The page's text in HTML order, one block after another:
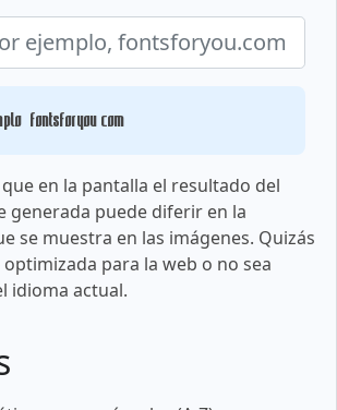
fontsforyou.com
en la pantalla el resultado del
generada puede diferir en la
se muestra en las imágenes. Quizás
para la web o no sea
idioma actual.